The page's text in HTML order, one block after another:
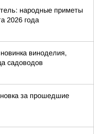
народные приметы
2026 года
виноделия,
садоводов
за прошедшие